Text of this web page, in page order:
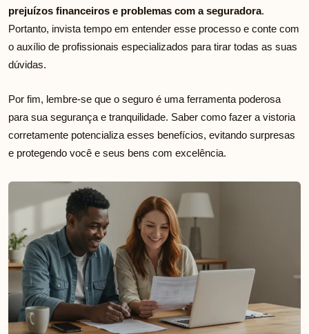
prejuízos financeiros e problemas com a seguradora.
Portanto, invista tempo em entender esse processo e conte com
o auxílio de profissionais especializados para tirar todas as suas
dúvidas.
Por fim, lembre-se que o seguro é uma ferramenta poderosa
para sua segurança e tranquilidade. Saber como fazer a vistoria
corretamente potencializa esses benefícios, evitando surpresas
e protegendo você e seus bens com excelência.